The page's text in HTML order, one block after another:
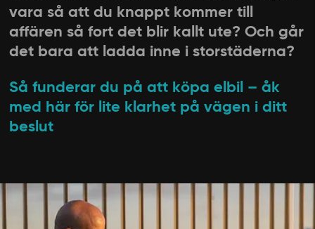
vara så att du knappt kommer till
affären så fort det blir kallt ute? Och går
det bara att ladda inne i storstäderna?
Så funderar du på att köpa elbil – åk
med här för lite klarhet på vägen i ditt
beslut